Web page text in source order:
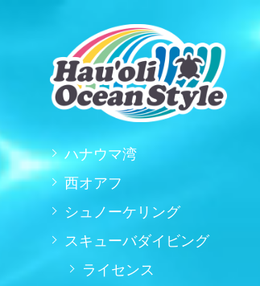
ハナウマ湾
西オアフ
シュノーケリング
スキューバダイビング
ライセンス